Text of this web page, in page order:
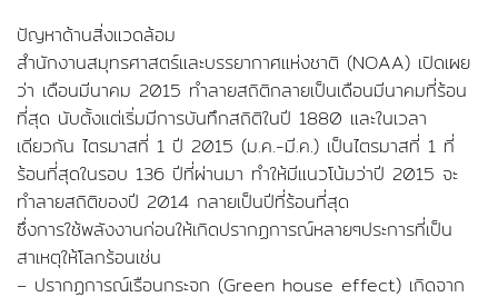
ปัญหาด้านสิ่งแวดล้อม
สำนักงานสมุทรศาสตร์และบรรยากาศแห่งชาติ (NOAA) เปิดเผย
ว่า เดือนมีนาคม 2015 ทำลายสถิติกลายเป็นเดือนมีนาคมที่ร้อน
ที่สุด นับตั้งแต่เริ่มมีการบันทึกสถิติในปี 1880 และในเวลา
เดียวกัน ไตรมาสที่ 1 ปี 2015 (ม.ค.-มี.ค.) เป็นไตรมาสที่ 1 ที่
ร้อนที่สุดในรอบ 136 ปีที่ผ่านมา ทำให้มีแนวโน้มว่าปี 2015 จะ
ทำลายสถิติของปี 2014 กลายเป็นปีที่ร้อนที่สุด
ซึ่งการใช้พลังงานก่อนให้เกิดปรากฏการณ์หลายๆประการที่เป็น
สาเหตุให้โลกร้อนเช่น
– ปรากฏการณ์เรือนกระจก (Green house effect) เกิดจาก